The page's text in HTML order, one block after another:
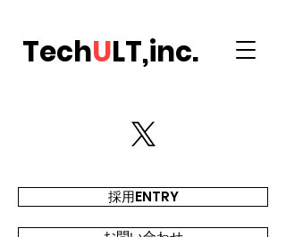
TechULT,inc.
採用ENTRY